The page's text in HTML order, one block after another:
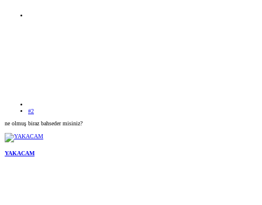
#2
ne olmuş biraz bahseder misiniz?
YAKACAM